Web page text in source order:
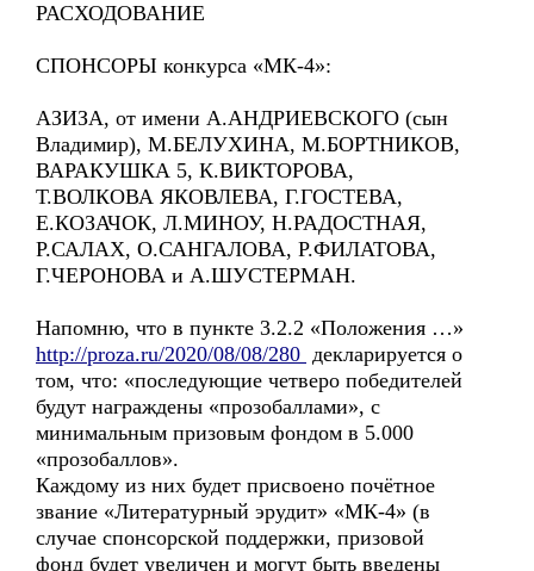
РАСХОДОВАНИЕ
СПОНСОРЫ конкурса «МК-4»:
АЗИЗА, от имени А.АНДРИЕВСКОГО (сын
Владимир), М.БЕЛУХИНА, М.БОРТНИКОВ,
ВАРАКУШКА 5, К.ВИКТОРОВА,
Т.ВОЛКОВА ЯКОВЛЕВА, Г.ГОСТЕВА,
Е.КОЗАЧОК, Л.МИНОУ, Н.РАДОСТНАЯ,
Р.САЛАХ, О.САНГАЛОВА, Р.ФИЛАТОВА,
Г.ЧЕРОНОВА и А.ШУСТЕРМАН.
Напомню, что в пункте 3.2.2 «Положения …»
http://proza.ru/2020/08/08/280 декларируется о
том, что: «последующие четверо победителей
будут награждены «прозобаллами», с
минимальным призовым фондом в 5.000
«прозобаллов».
Каждому из них будет присвоено почётное
звание «Литературный эрудит» «МК-4» (в
случае спонсорской поддержки, призовой
фонд будет увеличен и могут быть введены